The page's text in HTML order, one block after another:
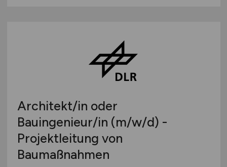
Architekt/in oder
Bauingenieur/in (m/w/d) -
Projektleitung von
Baumaßnahmen